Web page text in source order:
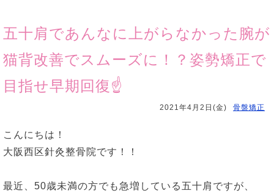
五十肩であんなに上がらなかった腕が
猫背改善でスムーズに！？姿勢矯正で
目指せ早期回復☝
2021年4月2日(金) 骨盤矯正
こんにちは！
大阪西区針灸整骨院です！！
最近、50歳未満の方でも急増している五十肩ですが、